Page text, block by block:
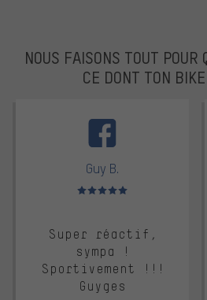
NOUS FAISONS TOUT POUR
CE DONT TON
Guy B.
Note moyenne : 5 sur 5
Super réactif,
sympa !
Sportivement !!!
Guyges